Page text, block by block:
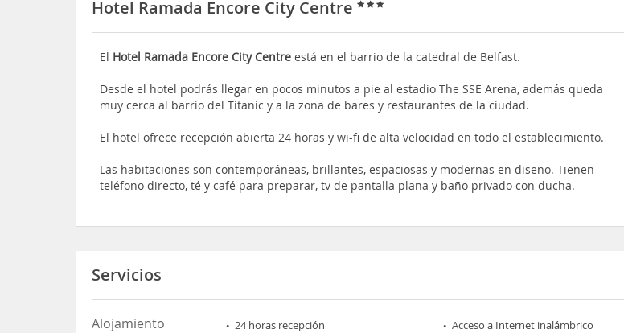
Hotel Ramada Encore City Centre
El Hotel Ramada Encore City Centre está en el barrio de la catedral de Belfast.
Desde el hotel podrás llegar en pocos minutos a pie al estadio The SSE Arena, además queda
muy cerca al barrio del Titanic y a la zona de bares y restaurantes de la ciudad.
El hotel ofrece recepción abierta 24 horas y wi-fi de alta velocidad en todo el establecimiento.
Las habitaciones son contemporáneas, brillantes, espaciosas y modernas en diseño. Tienen
teléfono directo, té y café para preparar, tv de pantalla plana y baño privado con ducha.
Servicios
Alojamiento 24 horas recepción Acceso a Internet inalámbrico